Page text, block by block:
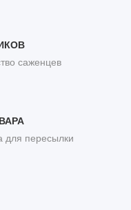
саженцев
для пересылки